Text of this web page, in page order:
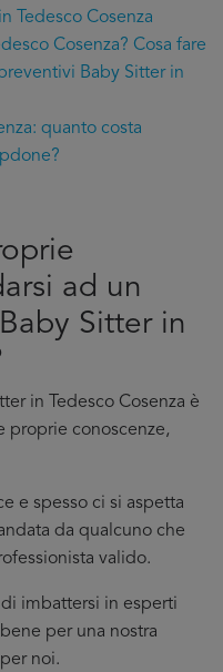
Tedesco Cosenza
Cosenza? Cosa fare
Baby Sitter in
quanto costa
ad un
Sitter in
in Tedesco Cosenza è
proprie conoscenze,
e spesso ci si aspetta
da qualcuno che
valido.
imbattersi in esperti
per una nostra
noi.